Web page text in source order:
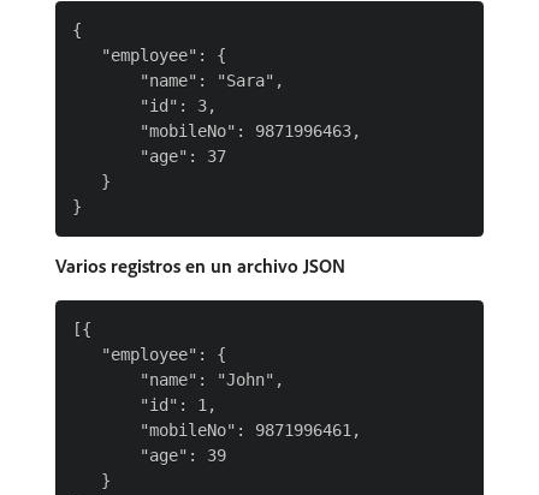
{
   "employee": {
       "name": "Sara",
       "id": 3,
       "mobileNo": 9871996463,
       "age": 37
   }
Varios registros en un archivo JSON
[{
   "employee": {
       "name": "John",
       "id": 1,
       "mobileNo": 9871996461,
       "age": 39
   }